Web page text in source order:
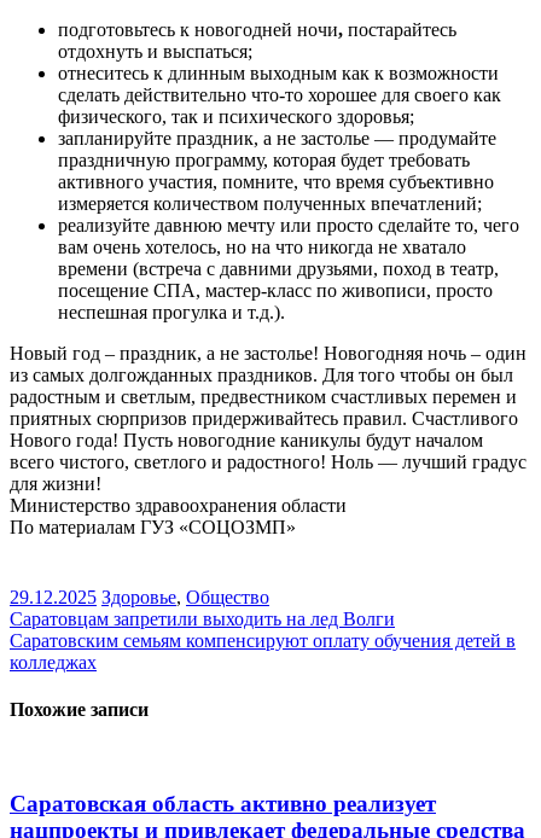
подготовьтесь к новогодней ночи, постарайтесь
отдохнуть и выспаться;
отнеситесь к длинным выходным как к возможности
сделать действительно что-то хорошее для своего как
физического, так и психического здоровья;
запланируйте праздник, а не застолье — продумайте
праздничную программу, которая будет требовать
активного участия, помните, что время субъективно
измеряется количеством полученных впечатлений;
реализуйте давнюю мечту или просто сделайте то, чего
вам очень хотелось, но на что никогда не хватало
времени (встреча с давними друзьями, поход в театр,
посещение СПА, мастер-класс по живописи, просто
неспешная прогулка и т.д.).
Новый год – праздник, а не застолье! Новогодняя ночь – один
из самых долгожданных праздников. Для того чтобы он был
радостным и светлым, предвестником счастливых перемен и
приятных сюрпризов придерживайтесь правил. Счастливого
Нового года! Пусть новогодние каникулы будут началом
всего чистого, светлого и радостного! Ноль — лучший градус
для жизни!
Министерство здравоохранения области
По материалам ГУЗ «СОЦОЗМП»
29.12.2025 Здоровье, Общество
Навигация
по
Саратовцам запретили выходить на лед Волги
Саратовским семьям компенсируют оплату обучения детей в
колледжах
Похожие записи
Саратовская область активно реализует
нацпроекты и привлекает федеральные средства